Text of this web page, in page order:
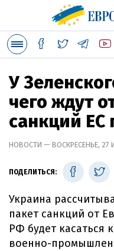
У
чего ждут
санкций
НОВОСТИ — ВОСКРЕСЕНЬЕ, 27
ПОДЕЛИТЬСЯ:
Украина
пакет санкций от
РФ будет касаться
военно-